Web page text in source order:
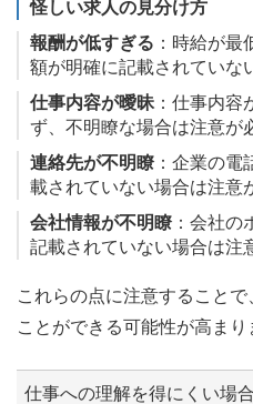
怪しい求人の見分け方
報酬が低すぎる ：時給が最
額が明確に記載されていな
仕事内容が曖昧 ：仕事内容
ず、不明瞭な場合は注意が
連絡先が不明瞭 ：企業の
載されていない場合は注意
会社情報が不明瞭 ：会社
記載されていない場合は注
これらの点に注意すること
ことができる可能性が高まり
仕事への理解を得にくい場